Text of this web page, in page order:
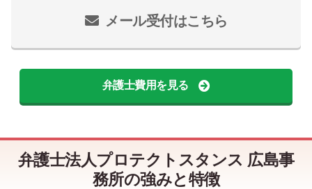
メール受付はこちら
弁護士費用を見る
弁護士法人プロテクトスタンス 広島事
務所の強みと特徴